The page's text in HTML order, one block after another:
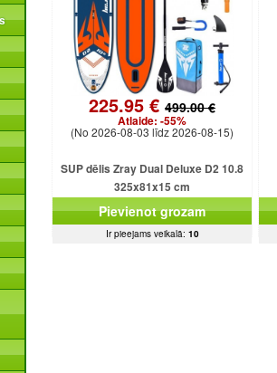
225.95 € 499.00 €
Atlaide: -55%
(No 2026-08-03 līdz 2026-08-15)
SUP dēlis Zray Dual Deluxe D2 10.8
325x81x15 cm
Pievienot grozam
Ir pieejams veikalā: 10